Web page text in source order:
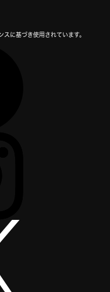
に基づき使用されています。